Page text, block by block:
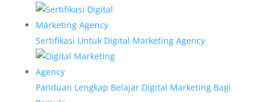
Sertifikasi Untuk Digital Marketing Agency
Panduan Lengkap Belajar Digital Marketing Bagi